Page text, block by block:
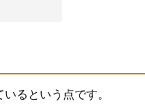
るという点です。